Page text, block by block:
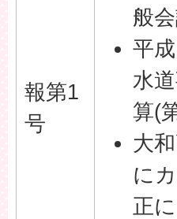
報第1
号
般
平
水
算(
大
に
正